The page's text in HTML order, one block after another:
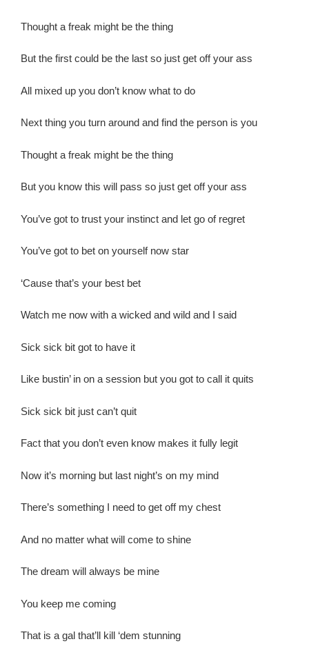
Thought a freak might be the thing
But the first could be the last so just get off your ass
All mixed up you don’t know what to do
Next thing you turn around and find the person is you
Thought a freak might be the thing
But you know this will pass so just get off your ass
You’ve got to trust your instinct and let go of regret
You’ve got to bet on yourself now star
‘Cause that’s your best bet
Watch me now with a wicked and wild and I said
Sick sick bit got to have it
Like bustin’ in on a session but you got to call it quits
Sick sick bit just can’t quit
Fact that you don’t even know makes it fully legit
Now it’s morning but last night’s on my mind
There’s something I need to get off my chest
And no matter what will come to shine
The dream will always be mine
You keep me coming
That is a gal that’ll kill ‘dem stunning